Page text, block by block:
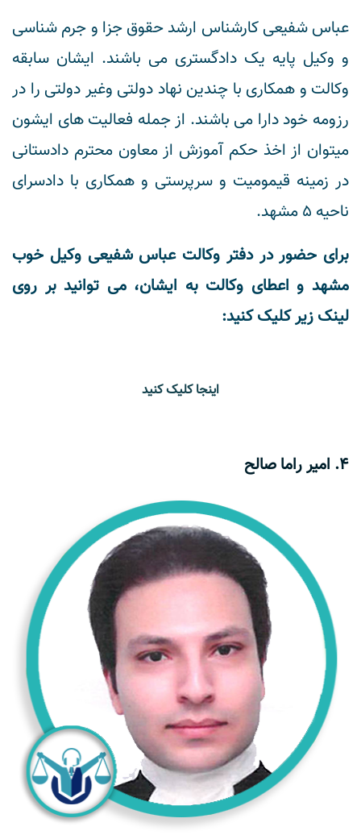
عباس شفیعی کارشناس ارشد حقوق جزا و جرم شناسی
و وکیل پایه یک دادگستری می باشند. ایشان سابقه
وکالت و همکاری با چندین نهاد دولتی وغیر دولتی را در
رزومه خود دارا می باشند. از جمله فعالیت های ایشون
میتوان از اخذ حکم آموزش از معاون محترم دادستانی
در زمینه قیمومیت و سرپرستی و همکاری با دادسرای
ناحیه ۵ مشهد.
برای حضور در دفتر وکالت عباس شفیعی وکیل خوب
مشهد و اعطای وکالت به ایشان، می توانید بر روی
لینک زیر کلیک کنید:
اینجا کلیک کنید
4. امیر راما صالح